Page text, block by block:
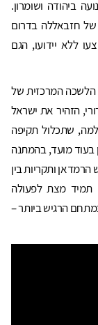
ביהודה ושומרון.
חזבאללה בדרום
ללא יידועו, הגם
הלשכה המרכזית של
הזהיר את ישראל
שתכלול תקיפה
בעוד מועד, בהמתנה
ותקריות בין
מצת לפעולה
הרגיש ביותר –